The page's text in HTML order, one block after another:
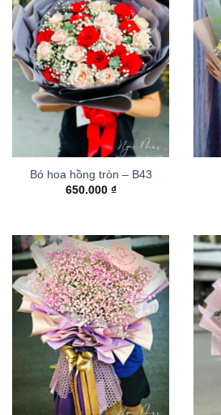
Bó hoa hồng tròn – B43
650.000 ₫